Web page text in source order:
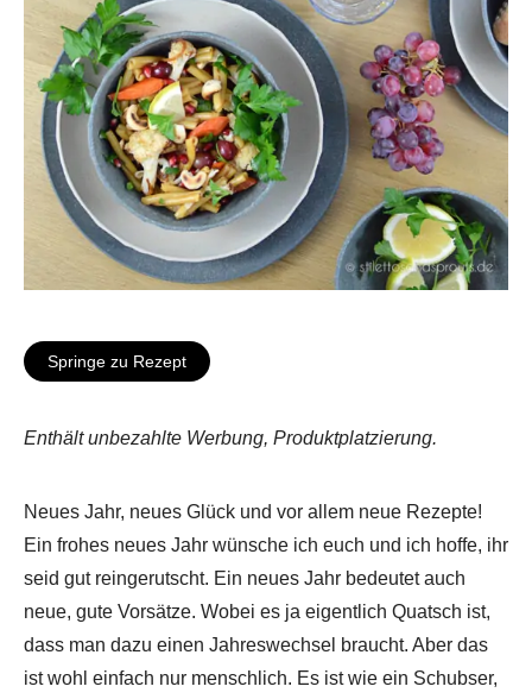
Springe zu Rezept
Enthält unbezahlte Werbung, Produktplatzierung.
Neues Jahr, neues Glück und vor allem neue Rezepte!
Ein frohes neues Jahr wünsche ich euch und ich hoffe, ihr
seid gut reingerutscht. Ein neues Jahr bedeutet auch
neue, gute Vorsätze. Wobei es ja eigentlich Quatsch ist,
dass man dazu einen Jahreswechsel braucht. Aber das
ist wohl einfach nur menschlich. Es ist wie ein Schubser,